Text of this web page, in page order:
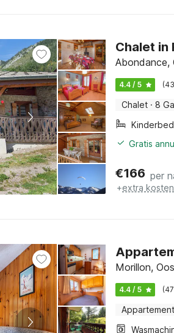
Chalet in
Abondance,
4.4 / 5
Chalet · 8
Kinderbed
Gratis
€166 per
+extra kosten
Morillon,
4.4 / 5
Appartement